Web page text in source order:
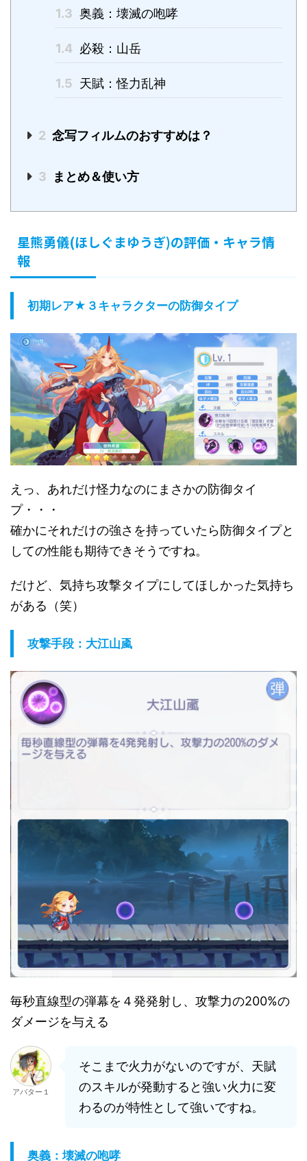
1.3 奥義：壊滅の咆哮
1.4 必殺：山岳
1.5 天賦：怪力乱神
2 念写フィルムのおすすめは？
3 まとめ＆使い方
星熊勇儀(ほしぐまゆうぎ)の評価・キャラ情
報
初期レア★３キャラクターの防御タイプ
えっ、あれだけ怪力なのにまさかの防御タイ
プ・・・
確かにそれだけの強さを持っていたら防御タイプと
しての性能も期待できそうですね。
だけど、気持ち攻撃タイプにしてほしかった気持ち
がある（笑）
攻撃手段：大江山颪
毎秒直線型の弾幕を４発発射し、攻撃力の200%の
ダメージを与える
アバター１
そこまで火力がないのですが、天賦
のスキルが発動すると強い火力に変
わるのが特性として強いですね。
奥義：壊滅の咆哮